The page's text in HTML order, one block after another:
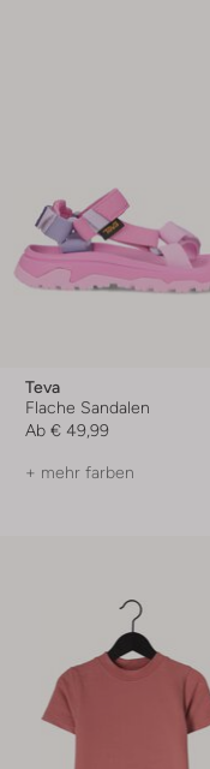
Teva
Flache Sandalen
Ab € 49,99
+ mehr farben